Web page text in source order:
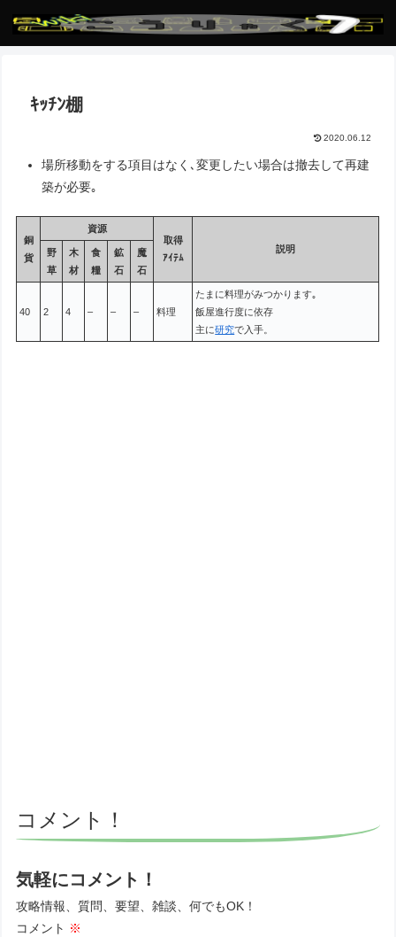
ｷｯﾁﾝ棚
2020.06.12
場所移動をする項目はなく､変更したい場合は撤去して再建
築が必要｡
銅
貨
資源
取得
ｱｲﾃﾑ
説明
野
草
木
材
食
糧
鉱
石
魔
石
40 2 4 – – – 料理
たまに料理がみつかります｡
飯屋進行度に依存
主に研究で入手。
コメント！
気軽にコメント！
攻略情報、質問、要望、雑談、何でもOK！
コメント ※